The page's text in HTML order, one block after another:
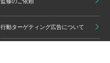
行動ターゲティング広告について